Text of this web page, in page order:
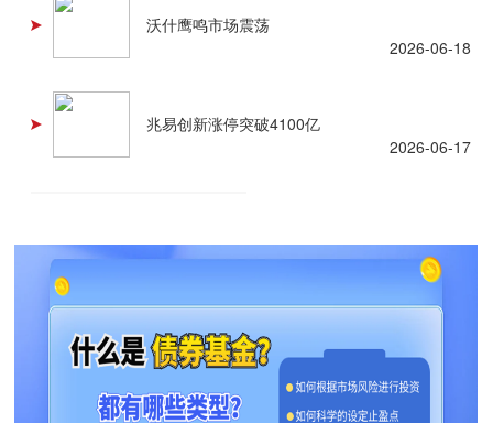
沃什鹰鸣市场震荡
2026-06-18
兆易创新涨停突破4100亿
2026-06-17